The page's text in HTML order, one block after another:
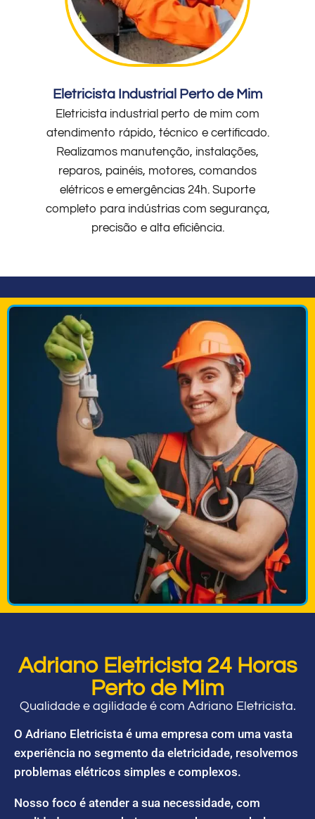
Eletricista Industrial Perto de Mim
Eletricista industrial perto de mim com
atendimento rápido, técnico e certificado.
Realizamos manutenção, instalações,
reparos, painéis, motores, comandos
elétricos e emergências 24h. Suporte
completo para indústrias com segurança,
precisão e alta eficiência.
Adriano Eletricista 24 Horas
Perto de Mim
Qualidade e agilidade é com Adriano Eletricista.
O Adriano Eletricista é uma empresa com uma vasta
experiência no segmento da eletricidade, resolvemos
problemas elétricos simples e complexos.
Nosso foco é atender a sua necessidade, com